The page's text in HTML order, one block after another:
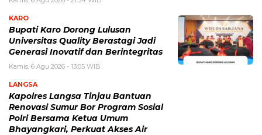
KARO
Bupati Karo Dorong Lulusan
Universitas Quality Berastagi Jadi
Generasi Inovatif dan Berintegritas
Kamis, 6 Agu 2026 - 13:05 WIB
LANGSA
Kapolres Langsa Tinjau Bantuan
Renovasi Sumur Bor Program Sosial
Polri Bersama Ketua Umum
Bhayangkari, Perkuat Akses Air